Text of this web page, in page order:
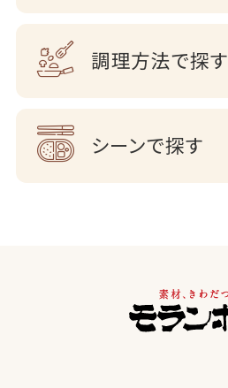
調理方法で探す
シーンで探す